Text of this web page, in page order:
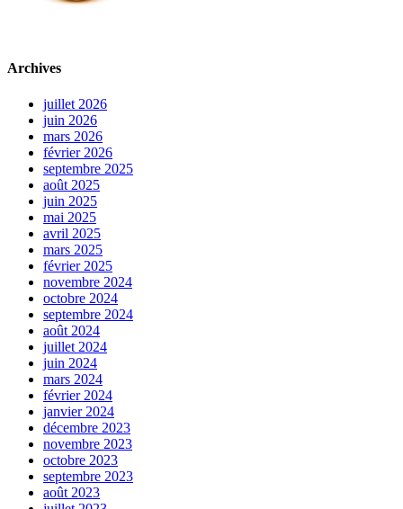
Archives
juillet 2026
juin 2026
mars 2026
février 2026
septembre 2025
août 2025
juin 2025
mai 2025
avril 2025
mars 2025
février 2025
novembre 2024
octobre 2024
septembre 2024
août 2024
juillet 2024
juin 2024
mars 2024
février 2024
janvier 2024
décembre 2023
novembre 2023
octobre 2023
septembre 2023
août 2023